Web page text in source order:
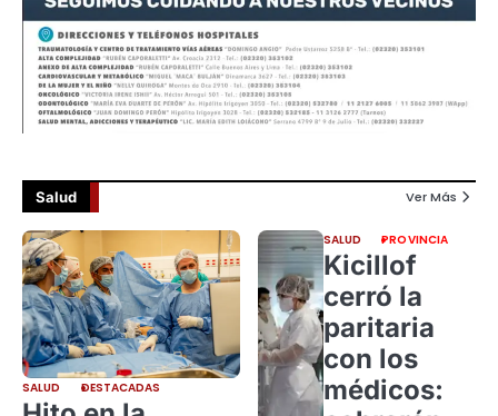
Salud Ver Más
SALUD DESTACADAS
SALUD PROVINCIA
Kicillof
cerró la
paritaria
con los
médicos: